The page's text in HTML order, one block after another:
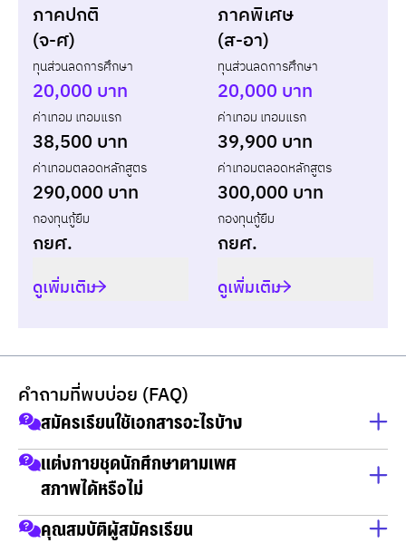
ภาคปกติ
(จ-ศ)
ทุนส่วนลดการศึกษา
20,000 บาท
ค่าเทอม เทอมแรก
38,500 บาท
ค่าเทอมตลอดหลักสูตร
290,000 บาท
กองทุนกู้ยืม
กยศ.
ดูเพิ่มเติม
ภาคพิเศษ
(ส-อา)
ทุนส่วนลดการศึกษา
20,000 บาท
ค่าเทอม เทอมแรก
39,900 บาท
ค่าเทอมตลอดหลักสูตร
300,000 บาท
กองทุนกู้ยืม
กยศ.
ดูเพิ่มเติม
แบบกู้ยืม
ปี เทอม ค่าเทอม ทุน กยศ.
รวม
-
คำถามที่พบบ่อย (FAQ)
สมัครเรียนใช้เอกสารอะไรบ้าง
สำเนาบัตรประชาชน
สำเนาทะเบียนบ้าน
วุฒิการศึกษา
แต่งกายชุดนักศึกษาตามเพศ
สภาพได้หรือไม่
แต่งกายตามเพศสภาพได้
คุณสมบัติผู้สมัครเรียน